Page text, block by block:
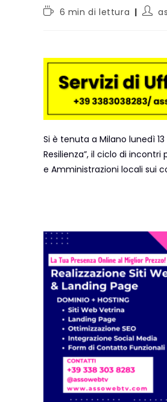
6 min di lettura
Si è tenuta a Milano lunedì
Resilienza”, il ciclo di
e Amministrazioni locali sui